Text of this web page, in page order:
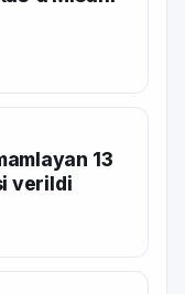
13
verildi